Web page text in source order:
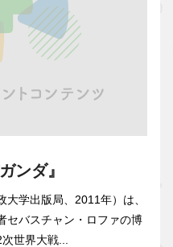
ンダ』
大学出版局、2011年）は、
セバスチャン・ロファの博
世界大戦...